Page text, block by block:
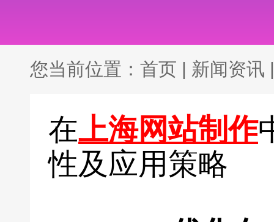
您当前位置： 首页 | 新闻资讯 |
在上海网站制作
性及应用策略